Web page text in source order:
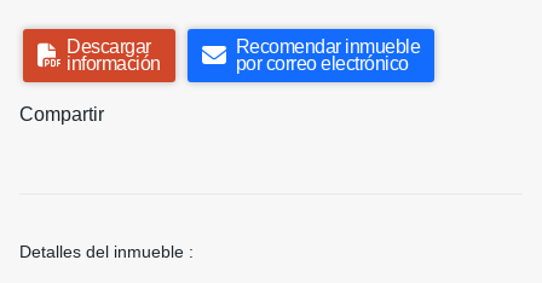
Descargar
información
Recomendar inmueble
por correo electrónico
Compartir
Detalles del inmueble :